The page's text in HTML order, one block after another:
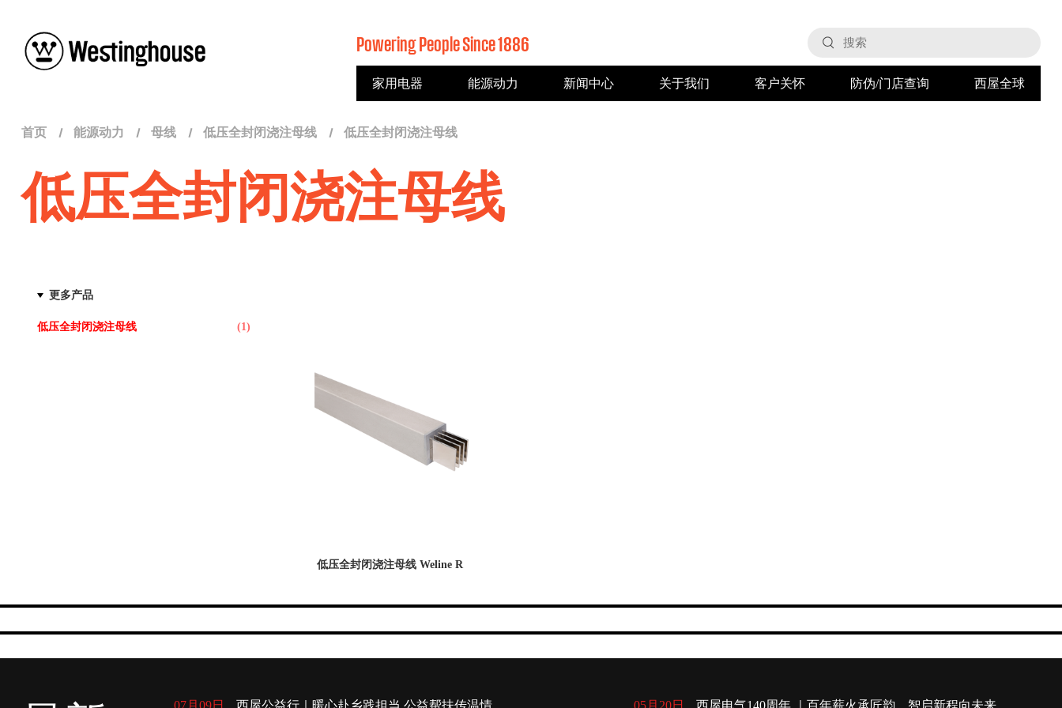
Powering People Since 1886
家用电器 能源动力 新闻中心 关于我们 客户关怀 防伪/门店查询 西屋全球
首页 能源动力 母线 低压全封闭浇注母线 低压全封闭浇注母线
低压全封闭浇注母线
更多产品
低压全封闭浇注母线 (1)
低压全封闭浇注母线 Weline R
07月09日 西屋公益行｜暖心赴乡践担当 公益帮扶传温情 05月20日 西屋电气140周年 ｜百年薪火承匠韵，智启新程向未来